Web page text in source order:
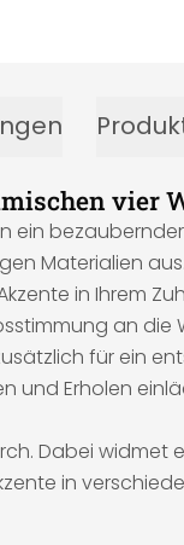
vier
Materialien
in Ihrem
an
für ein
und Erholen
Dabei widmet
in